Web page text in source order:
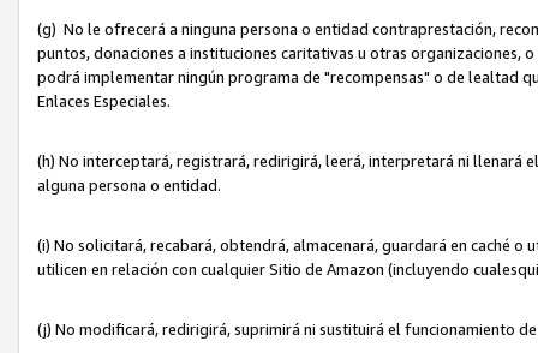
(g) No le ofrecerá a ninguna persona o entidad contraprestación,
puntos, donaciones a instituciones caritativas u otras organizaciones,
podrá implementar ningún programa de "recompensas" o de lealtad
Enlaces Especiales.
(h) No interceptará, registrará, redirigirá, leerá, interpretará ni
alguna persona o entidad.
(i) No solicitará, recabará, obtendrá, almacenará, guardará en caché
utilicen en relación con cualquier Sitio de Amazon (incluyendo
(j) No modificará, redirigirá, suprimirá ni sustituirá el funcionamiento